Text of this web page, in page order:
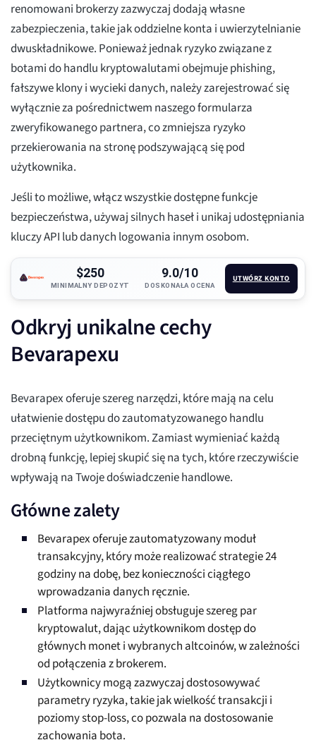
renomowani brokerzy zazwyczaj dodają własne
zabezpieczenia, takie jak oddzielne konta i uwierzytelnianie
dwuskładnikowe. Ponieważ jednak ryzyko związane z
botami do handlu kryptowalutami obejmuje phishing,
fałszywe klony i wycieki danych, należy zarejestrować się
wyłącznie za pośrednictwem naszego formularza
zweryfikowanego partnera, co zmniejsza ryzyko
przekierowania na stronę podszywającą się pod
użytkownika.
Jeśli to możliwe, włącz wszystkie dostępne funkcje
bezpieczeństwa, używaj silnych haseł i unikaj udostępniania
kluczy API lub danych logowania innym osobom.
$250
MINIMALNY DEPOZYT
9.0/10
DOSKONAŁA OCENA
UTWÓRZ KONTO
Odkryj unikalne cechy
Bevarapexu
Bevarapex oferuje szereg narzędzi, które mają na celu
ułatwienie dostępu do zautomatyzowanego handlu
przeciętnym użytkownikom. Zamiast wymieniać każdą
drobną funkcję, lepiej skupić się na tych, które rzeczywiście
wpływają na Twoje doświadczenie handlowe.
Główne zalety
Bevarapex oferuje zautomatyzowany moduł
transakcyjny, który może realizować strategie 24
godziny na dobę, bez konieczności ciągłego
wprowadzania danych ręcznie.
Platforma najwyraźniej obsługuje szereg par
kryptowalut, dając użytkownikom dostęp do
głównych monet i wybranych altcoinów, w zależności
od połączenia z brokerem.
Użytkownicy mogą zazwyczaj dostosowywać
parametry ryzyka, takie jak wielkość transakcji i
poziomy stop-loss, co pozwala na dostosowanie
zachowania bota.